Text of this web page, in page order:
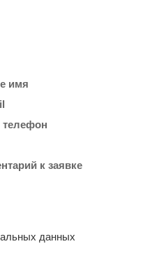
имя
к заявке
данных